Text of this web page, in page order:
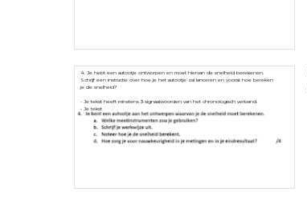
4. Je hebt een autootje ontworpen en moet hiervan de snelheid berekenen.
Schrijf een instructie over hoe je het autootje zal lanceren en vooral: hoe bereken
je de snelheid?
- Je tekst heeft minstens 3 signaalwoorden van het chronologisch verband.
- Je tekst